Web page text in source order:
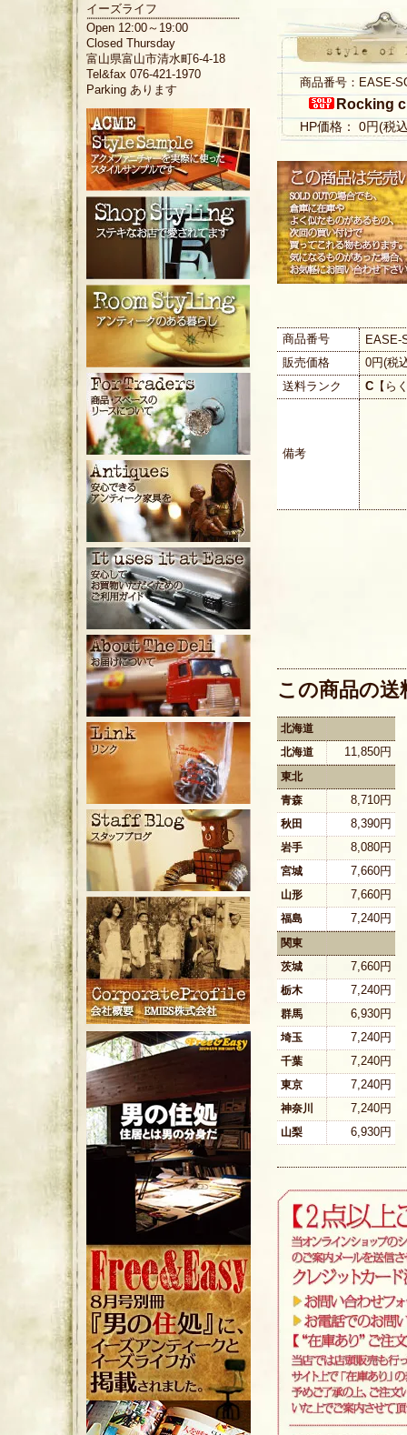
商品番号：EASE-
Rocking
HP価格： 0円(税
商品番号
EASE-
販売価格
0円(税
送料ランク
C 【ら
備考
この商品の
北海道
北海道
11,850円
東北
青森
8,710円
秋田 8,390円
岩手 8,080円
宮城 7,660円
山形 7,660円
福島 7,240円
関東
茨城
7,660円
栃木 7,240円
群馬 6,930円
埼玉 7,240円
千葉 7,240円
東京 7,240円
神奈川 7,240円
山梨 6,930円
イーズライフ
Open 12:00～19:00
Closed Thursday
富山県富山市清水町6-4-18
Tel&fax 076-421-1970
Parking あります